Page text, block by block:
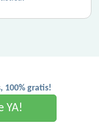
100% gratis!
YA!